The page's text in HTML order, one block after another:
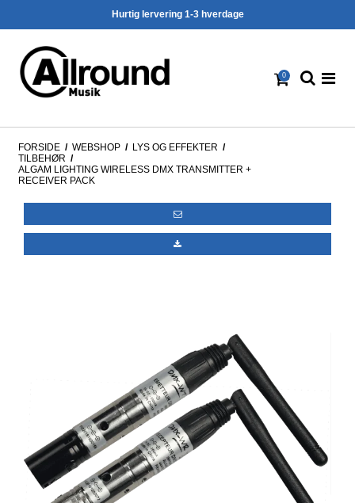
Hurtig lervering 1-3 hverdage
0
FORSIDE / WEBSHOP / LYS OG EFFEKTER /
TILBEHØR /
ALGAM LIGHTING WIRELESS DMX TRANSMITTER +
RECEIVER PACK